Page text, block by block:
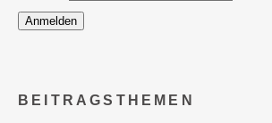
BEITRAGSTHEMEN